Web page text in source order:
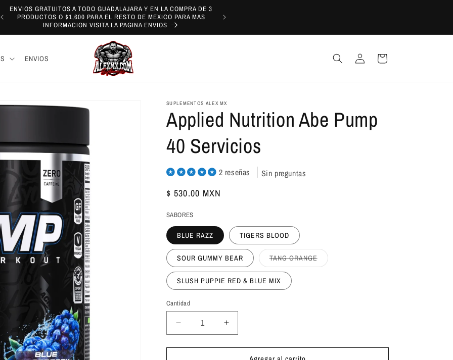
ENVIOS GRATUITOS A TODO GUADALAJARA Y EN LA COMPRA DE 3
PRODUCTOS O $1,600 PARA EL RESTO DE MEXICO PARA MAS
INFORMACION VISITA LA PAGINA ENVIOS
ENVIOS
sesión
Carrito
SUPLEMENTOS ALEX MX
Applied Nutrition Abe Pump
40 Servicios
2 reseñas Sin preguntas
Precio
$ 530.00 MXN
SABORES
BLUE RAZZ TIGERS BLOOD
SOUR GUMMY BEAR TANG ORANGEVariante
agotada
SLUSH PUPPIE RED & BLUE MIX
Cantidad
Cantidad
Reducir
cantidad
para
Aumentar
cantidad
para